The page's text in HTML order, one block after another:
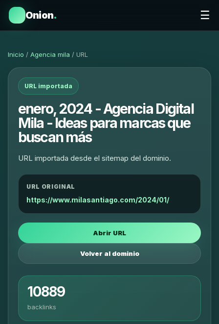
Onion. ☰
Inicio / Agencia mila / URL
URL importada
enero, 2024 - Agencia Digital
Mila - Ideas para marcas que
buscan más
URL importada desde el sitemap del dominio.
URL ORIGINAL
https://www.milasantiago.com/2024/01/
Abrir URL
Volver al dominio
10889
backlinks